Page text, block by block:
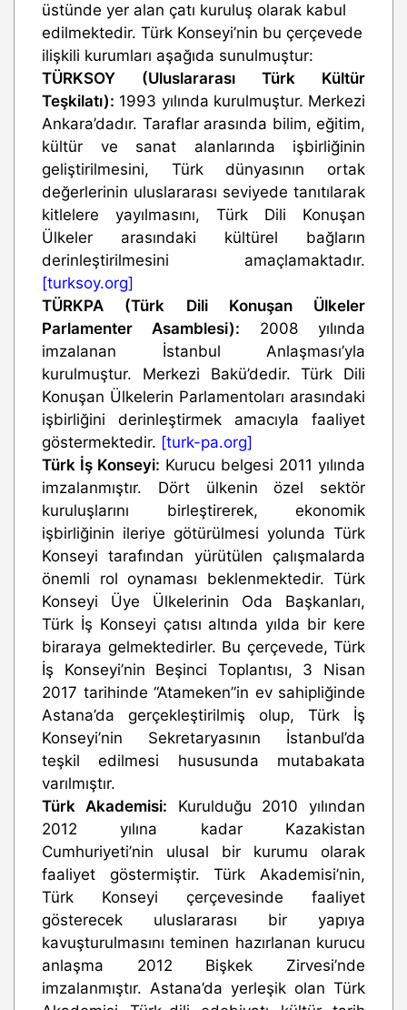
üstünde yer alan çatı kuruluş olarak kabul
edilmektedir. Türk Konseyi’nin bu çerçevede
ilişkili kurumları aşağıda sunulmuştur:
TÜRKSOY (Uluslararası Türk Kültür
Teşkilatı): 1993 yılında kurulmuştur. Merkezi
Ankara’dadır. Taraflar arasında bilim, eğitim,
kültür ve sanat alanlarında işbirliğinin
geliştirilmesini, Türk dünyasının ortak
değerlerinin uluslararası seviyede tanıtılarak
kitlelere yayılmasını, Türk Dili Konuşan
Ülkeler arasındaki kültürel bağların
derinleştirilmesini amaçlamaktadır.
[turksoy.org]
TÜRKPA (Türk Dili Konuşan Ülkeler
Parlamenter Asamblesi): 2008 yılında
imzalanan İstanbul Anlaşması’yla
kurulmuştur. Merkezi Bakü’dedir. Türk Dili
Konuşan Ülkelerin Parlamentoları arasındaki
işbirliğini derinleştirmek amacıyla faaliyet
göstermektedir. [turk-pa.org]
Türk İş Konseyi: Kurucu belgesi 2011 yılında
imzalanmıştır. Dört ülkenin özel sektör
kuruluşlarını birleştirerek, ekonomik
işbirliğinin ileriye götürülmesi yolunda Türk
Konseyi tarafından yürütülen çalışmalarda
önemli rol oynaması beklenmektedir. Türk
Konseyi Üye Ülkelerinin Oda Başkanları,
Türk İş Konseyi çatısı altında yılda bir kere
biraraya gelmektedirler. Bu çerçevede, Türk
İş Konseyi’nin Beşinci Toplantısı, 3 Nisan
2017 tarihinde “Atameken”in ev sahipliğinde
Astana’da gerçekleştirilmiş olup, Türk İş
Konseyi’nin Sekretaryasının İstanbul’da
teşkil edilmesi hususunda mutabakata
varılmıştır.
Türk Akademisi: Kurulduğu 2010 yılından
2012 yılına kadar Kazakistan
Cumhuriyeti’nin ulusal bir kurumu olarak
faaliyet göstermiştir. Türk Akademisi’nin,
Türk Konseyi çerçevesinde faaliyet
gösterecek uluslararası bir yapıya
kavuşturulmasını teminen hazırlanan kurucu
anlaşma 2012 Bişkek Zirvesi’nde
imzalanmıştır. Astana’da yerleşik olan Türk